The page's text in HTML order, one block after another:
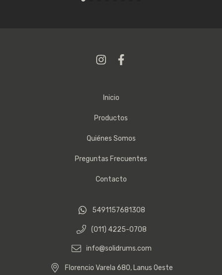
Inicio
Productos
Quiénes Somos
Preguntas Frecuentes
Contacto
5491157681308
(011) 4225-0708
info@solidrums.com
Florencio Varela 680, Lanus Oeste